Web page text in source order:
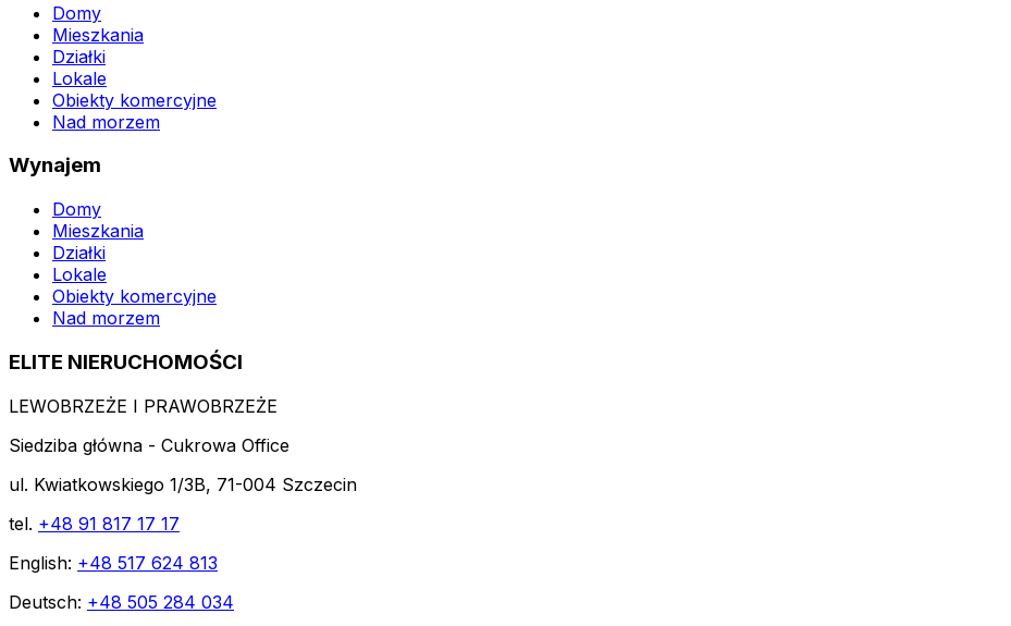
Domy
Mieszkania
Działki
Lokale
Obiekty komercyjne
Nad morzem
Wynajem
Domy
Mieszkania
Działki
Lokale
Obiekty komercyjne
Nad morzem
ELITE NIERUCHOMOŚCI
LEWOBRZEŻE I PRAWOBRZEŻE
Siedziba główna - Cukrowa Office
ul. Kwiatkowskiego 1/3B, 71-004 Szczecin
tel. +48 91 817 17 17
English: +48 517 624 813
Deutsch: +48 505 284 034